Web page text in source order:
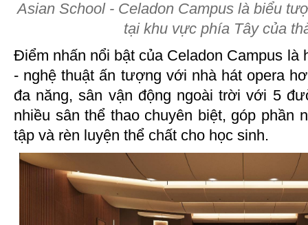
Asian School - Celadon Campus là biểu
tại khu vực phía Tây của
Điểm nhấn nổi bật của Celadon Campus là
- nghệ thuật ấn tượng với nhà hát opera
đa năng, sân vận động ngoài trời với 5
nhiều sân thể thao chuyên biệt, góp phần
tập và rèn luyện thể chất cho học sinh.